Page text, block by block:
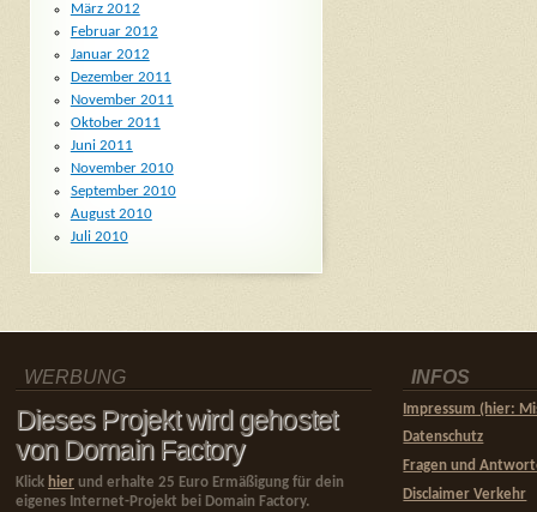
März 2012
Februar 2012
Januar 2012
Dezember 2011
November 2011
Oktober 2011
Juni 2011
November 2010
September 2010
August 2010
Juli 2010
WERBUNG
Dieses Projekt wird gehostet
von Domain Factory
Klick hier und erhalte 25 Euro Ermäßigung für dein
eigenes Internet-Projekt bei Domain Factory.
INFOS
Impressum (hier:
Datenschutz
Fragen und
Disclaimer Verkehr